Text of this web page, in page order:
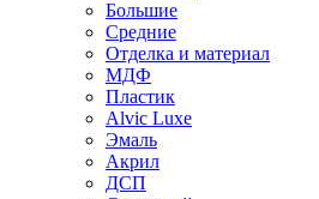
Большие
Средние
Отделка и материал
МДФ
Пластик
Alvic Luxe
Эмаль
Акрил
ДСП